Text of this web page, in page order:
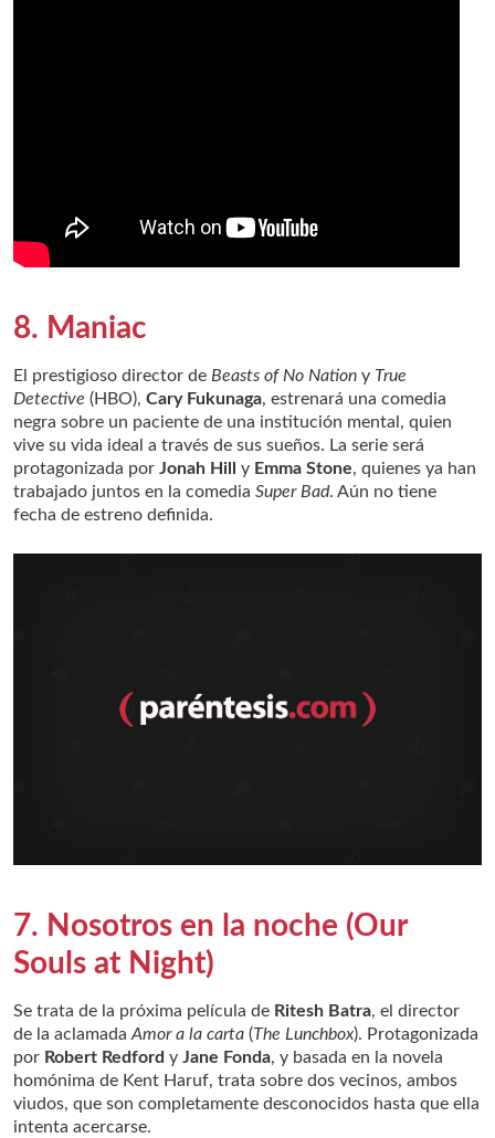
8. Maniac
El prestigioso director de Beasts of No Nation y True
Detective (HBO), Cary Fukunaga, estrenará una comedia
negra sobre un paciente de una institución mental, quien
vive su vida ideal a través de sus sueños. La serie será
protagonizada por Jonah Hill y Emma Stone, quienes ya han
trabajado juntos en la comedia Super Bad. Aún no tiene
fecha de estreno definida.
7. Nosotros en la noche (Our
Souls at Night)
Se trata de la próxima película de Ritesh Batra, el director
de la aclamadaAmor a la carta (The Lunchbox). Protagonizada
por Robert Redford y Jane Fonda, y basada en la novela
homónima de Kent Haruf, trata sobre dos vecinos, ambos
viudos, que son completamente desconocidos hasta que ella
intenta acercarse.